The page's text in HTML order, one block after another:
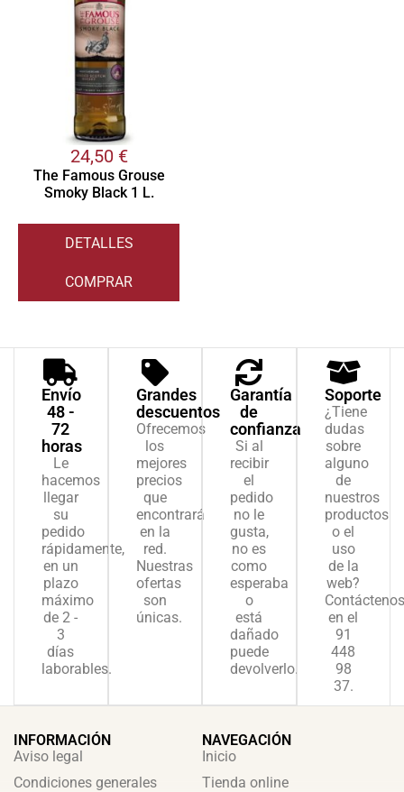
24,50 €
The Famous Grouse
Smoky Black 1 L.
DETALLES
COMPRAR
Envío
48 -
72
horas
Le
hacemos
llegar
su
pedido
rápidamente,
en un
plazo
máximo
de 2 -
3
días
laborables.
Grandes
descuentos
Ofrecemos
los
mejores
precios
que
encontrará
en la
red.
Nuestras
ofertas
son
únicas.
Garantía
de
confianza
Si al
recibir
el
pedido
no le
gusta,
no es
como
esperaba
o
está
dañado
puede
devolverlo.
Soporte
¿Tiene
dudas
sobre
alguno
de
nuestros
productos
o el
uso
de la
web?
Contáctenos
en el
91
448
98
37.
INFORMACIÓN
Aviso legal
Condiciones generales
NAVEGACIÓN
Inicio
Tienda online